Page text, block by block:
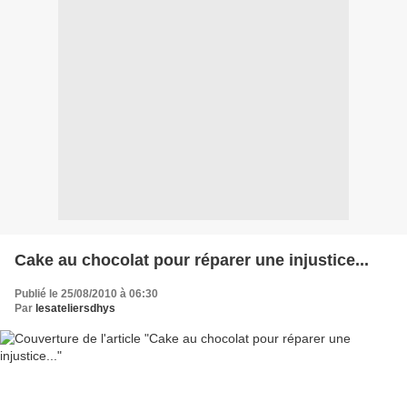
Cake au chocolat pour réparer une injustice...
Publié le 25/08/2010 à 06:30
Par lesateliersdhys